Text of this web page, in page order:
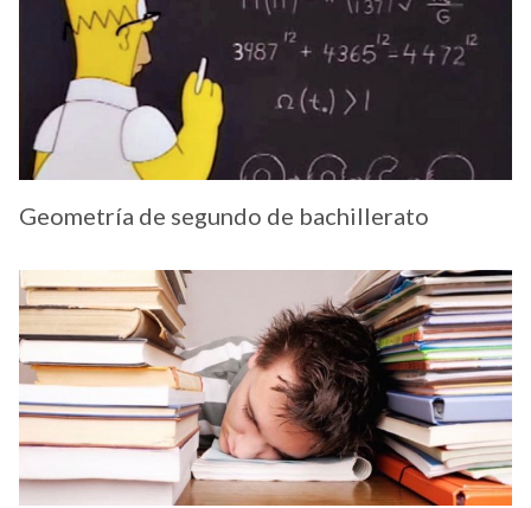
Geometría de segundo de bachillerato